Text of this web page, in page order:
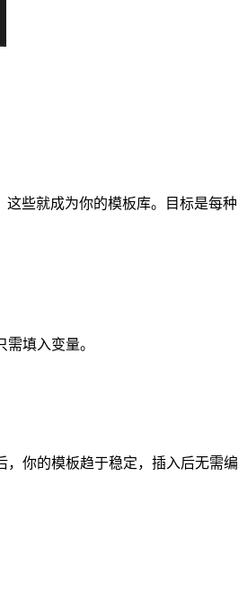
些就成为你的模板库。目标是每种
填入变量。
，你的模板趋于稳定，插入后无需编